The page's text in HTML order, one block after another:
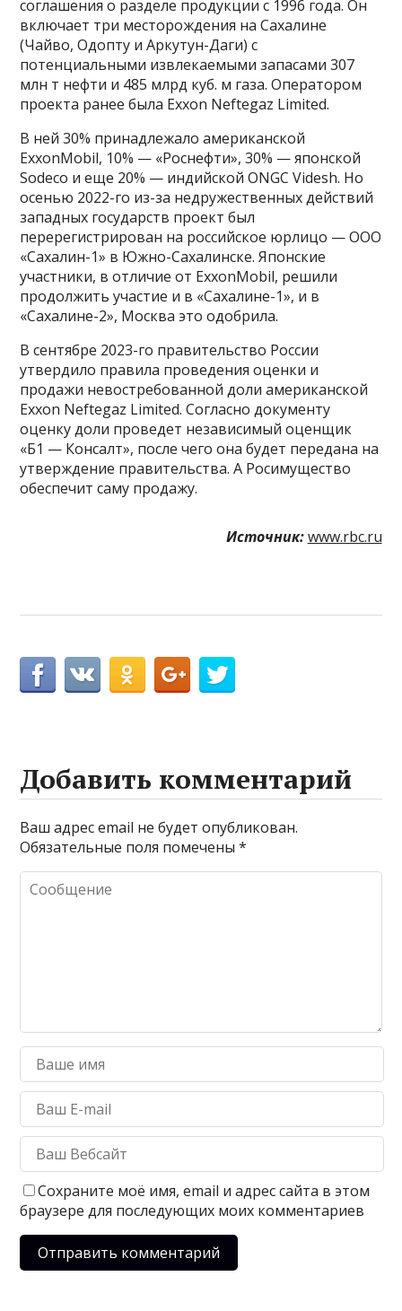
соглашения о разделе продукции с 1996 года. Он
включает три месторождения на Сахалине
(Чайво, Одопту и Аркутун-Даги) с
потенциальными извлекаемыми запасами 307
млн т нефти и 485 млрд куб. м газа. Оператором
проекта ранее была Exxon Neftegaz Limited.
В ней 30% принадлежало американской
ExxonMobil, 10% — «Роснефти», 30% — японской
Sodeco и еще 20% — индийской ONGC Videsh. Но
осенью 2022-го из-за недружественных действий
западных государств проект был
перерегистрирован на российское юрлицо — ООО
«Сахалин-1» в Южно-Сахалинске. Японские
участники, в отличие от ExxonMobil, решили
продолжить участие и в «Сахалине-1», и в
«Сахалине-2», Москва это одобрила.
В сентябре 2023-го правительство России
утвердило правила проведения оценки и
продажи невостребованной доли американской
Exxon Neftegaz Limited. Согласно документу
оценку доли проведет независимый оценщик
«Б1 — Консалт», после чего она будет передана на
утверждение правительства. А Росимущество
обеспечит саму продажу.
Источник: www.rbc.ru
Добавить комментарий
Ваш адрес email не будет опубликован.
Обязательные поля помечены*
Сохраните моё имя, email и адрес сайта в этом
браузере для последующих моих комментариев